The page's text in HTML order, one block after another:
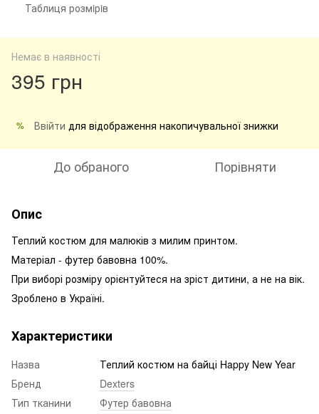
Таблиця розмiрiв
Немає в наявності
395 грн
% Ввійти для відображення накопичувальної знижки
До обраного Порівняти
Опис
Теплий костюм для малюків з милим принтом.
Матеріал - футер бавовна 100%.
При виборі розміру орієнтуйтеся на зріст дитини, а не на вік.
Зроблено в Україні.
Характеристики
Назва
Теплий костюм на байці Happy New Year
Бренд
Dexters
Тип тканини
Футер бавовна